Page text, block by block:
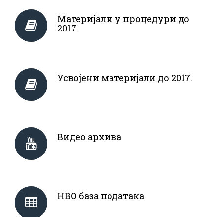
Материјали у процедури до
2017.
Усвојени материјали до 2017.
Видео архива
НВО база података